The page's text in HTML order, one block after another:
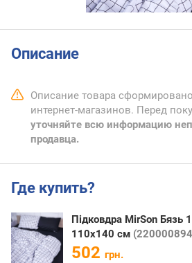
Описание
Описание товара
интернет-магазинов. Перед
уточняйте всю информацию
продавца.
Где купить?
Підковдра MirSon Бязь
110х140 см
502 грн.